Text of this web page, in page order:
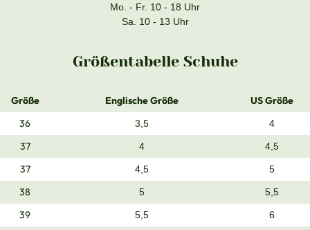
Mo. - Fr. 10 - 18 Uhr
Sa. 10 - 13 Uhr
Größentabelle Schuhe
Größe Englische Größe
US Größe
36
3,5 4
37 4 4,5
37 4,5 5
38 5 5,5
39 5,5 6